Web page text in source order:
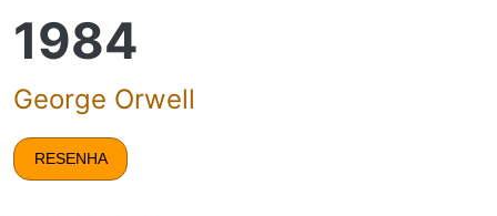
1984
George Orwell
RESENHA